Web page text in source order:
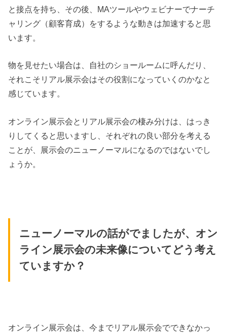
と接点を持ち、その後、MAツールやウェビナーでナーチ
ャリング（顧客育成）をするような動きは加速すると思
います。
物を見せたい場合は、自社のショールームに呼んだり、
それこそリアル展示会はその役割になっていくのかなと
感じています。
オンライン展示会とリアル展示会の棲み分けは、はっき
りしてくると思いますし、それぞれの良い部分を考える
ことが、展示会のニューノーマルになるのではないでし
ょうか。
ニューノーマルの話がでましたが、オン
ライン展示会の未来像についてどう考え
ていますか？
オンライン展示会は、今までリアル展示会でできなかっ